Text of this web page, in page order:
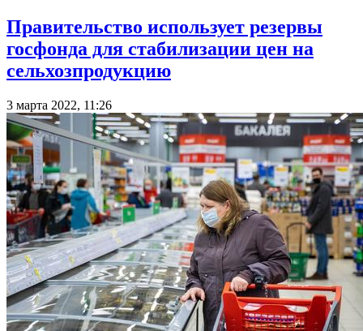
Правительство использует резервы
госфонда для стабилизации цен на
сельхозпродукцию
3 марта 2022, 11:26